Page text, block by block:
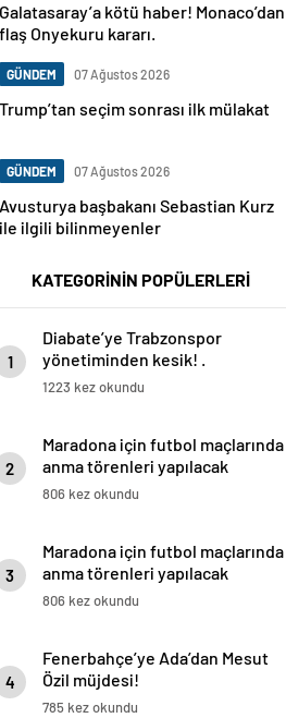
Galatasaray’a kötü haber! Monaco’dan
flaş Onyekuru kararı.
GÜNDEM 07 Ağustos 2026
Trump’tan seçim sonrası ilk mülakat
GÜNDEM 07 Ağustos 2026
Avusturya başbakanı Sebastian Kurz
ile ilgili bilinmeyenler
KATEGORİNİN POPÜLERLERİ
1
Diabate’ye Trabzonspor
yönetiminden kesik! .
1223 kez okundu
2
Maradona için futbol maçlarında
anma törenleri yapılacak
806 kez okundu
3
Maradona için futbol maçlarında
anma törenleri yapılacak
806 kez okundu
4
Fenerbahçe’ye Ada’dan Mesut
Özil müjdesi!
785 kez okundu